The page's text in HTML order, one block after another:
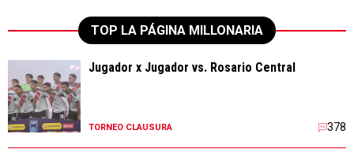
TOP LA PÁGINA MILLONARIA
Jugador x Jugador vs. Rosario Central
TORNEO CLAUSURA 378